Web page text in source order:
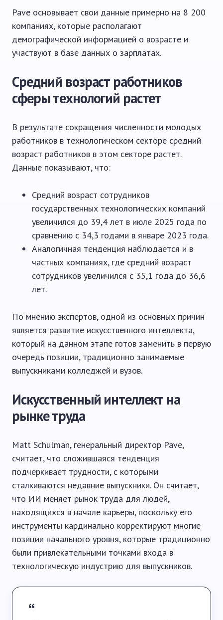
Pave основывает свои данные примерно на 8 200
компаниях, которые располагают
демографической информацией о возрасте и
участвуют в базе данных о зарплатах.
Средний возраст работников
сферы технологий растет
В результате сокращения численности молодых
работников в технологическом секторе средний
возраст работников в этом секторе растет.
Данные показывают, что:
Средний возраст сотрудников
государственных технологических компаний
увеличился до 39,4 лет в июле 2025 года по
сравнению с 34,3 годами в январе 2023 года.
Аналогичная тенденция наблюдается и в
частных компаниях, где средний возраст
сотрудников увеличился с 35,1 года до 36,6
лет.
По мнению экспертов, одной из основных причин
является развитие искусственного интеллекта,
который на данном этапе готов заменить в первую
очередь позиции, традиционно занимаемые
выпускниками колледжей и вузов.
Искусственный интеллект на
рынке труда
Matt Schulman, генеральный директор Pave,
считает, что сложившаяся тенденция
подчеркивает трудности, с которыми
сталкиваются недавние выпускники. Он считает,
что ИИ меняет рынок труда для людей,
находящихся в начале карьеры, поскольку его
инструменты кардинально корректируют многие
позиции начального уровня, которые традиционно
были привлекательными точками входа в
технологическую индустрию для выпускников.